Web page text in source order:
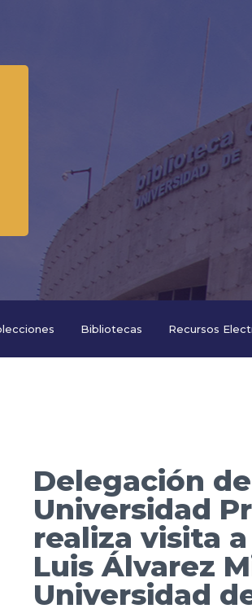
Bibliotecas Recursos
Delegación
Universidad
realiza visita
Luis Álvarez
Universidad